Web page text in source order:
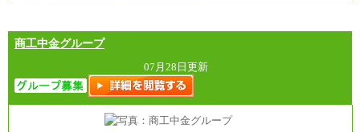
県、福島県、山形県
・月給には一律地域手当を含んだ金額を表示
（一律地域手当：※1…36,000円、※2…33,000円、
※3…28,000円、※4…25,000円、※5…23,000円）
・試用期間中も給与変更なし
●基幹職（地域限定社員）
・大学・院卒／月給185,000 円～219,000 円 ※勤務地
商工中金グループ
07月28日更新